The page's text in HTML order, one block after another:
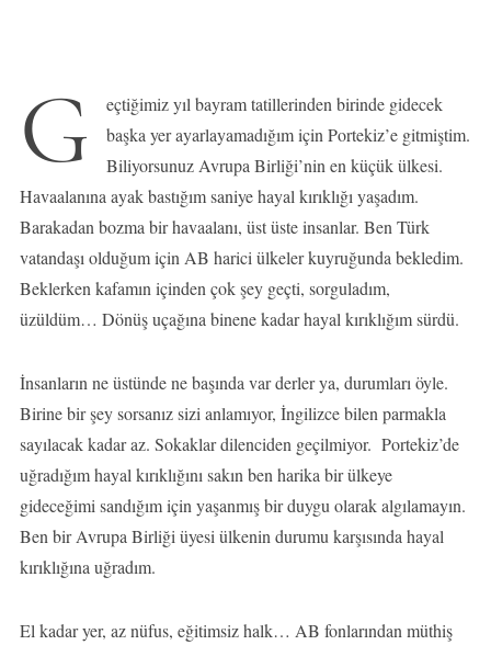
G
eçtiğimiz yıl bayram tatillerinden birinde gidecek
başka yer ayarlayamadığım için Portekiz’e gitmiştim.
Biliyorsunuz Avrupa Birliği’nin en küçük ülkesi.
Havaalanına ayak bastığım saniye hayal kırıklığı yaşadım.
Barakadan bozma bir havaalanı, üst üste insanlar. Ben Türk
vatandaşı olduğum için AB harici ülkeler kuyruğunda bekledim.
Beklerken kafamın içinden çok şey geçti, sorguladım,
üzüldüm… Dönüş uçağına binene kadar hayal kırıklığım sürdü.
İnsanların ne üstünde ne başında var derler ya, durumları öyle.
Birine bir şey sorsanız sizi anlamıyor, İngilizce bilen parmakla
sayılacak kadar az. Sokaklar dilenciden geçilmiyor. Portekiz’de
uğradığım hayal kırıklığını sakın ben harika bir ülkeye
gideceğimi sandığım için yaşanmış bir duygu olarak algılamayın.
Ben bir Avrupa Birliği üyesi ülkenin durumu karşısında hayal
kırıklığına uğradım.
El kadar yer, az nüfus, eğitimsiz halk… AB fonlarından müthiş